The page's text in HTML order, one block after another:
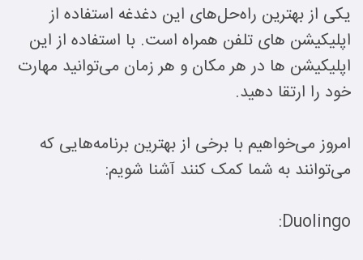
یکی از بهترین راه‌حل‌های این دغدغه استفاده از
اپلیکیشن های تلفن همراه است. با استفاده از این
اپلیکیشن ها در هر مکان و هر زمان می‌توانید مهارت
خود را ارتقا دهید.
امروز می‌خواهیم با برخی از بهترین برنامه‌هایی که
می‌توانند به شما کمک کنند آشنا شویم:
Duolingo: